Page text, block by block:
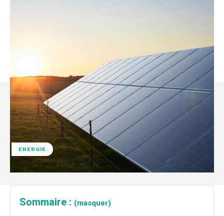
ENERGIE
Sommaire : (masquer)